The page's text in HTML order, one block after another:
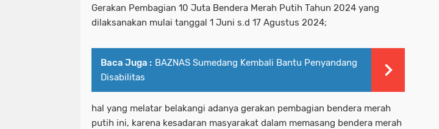
Gerakan Pembagian 10 Juta Bendera Merah Putih Tahun 2024 yang
dilaksanakan mulai tanggal 1 Juni s.d 17 Agustus 2024;
Baca Juga : BAZNAS Sumedang Kembali Bantu Penyandang
Disabilitas
hal yang melatar belakangi adanya gerakan pembagian bendera merah
putih ini, karena kesadaran masyarakat dalam memasang bendera merah